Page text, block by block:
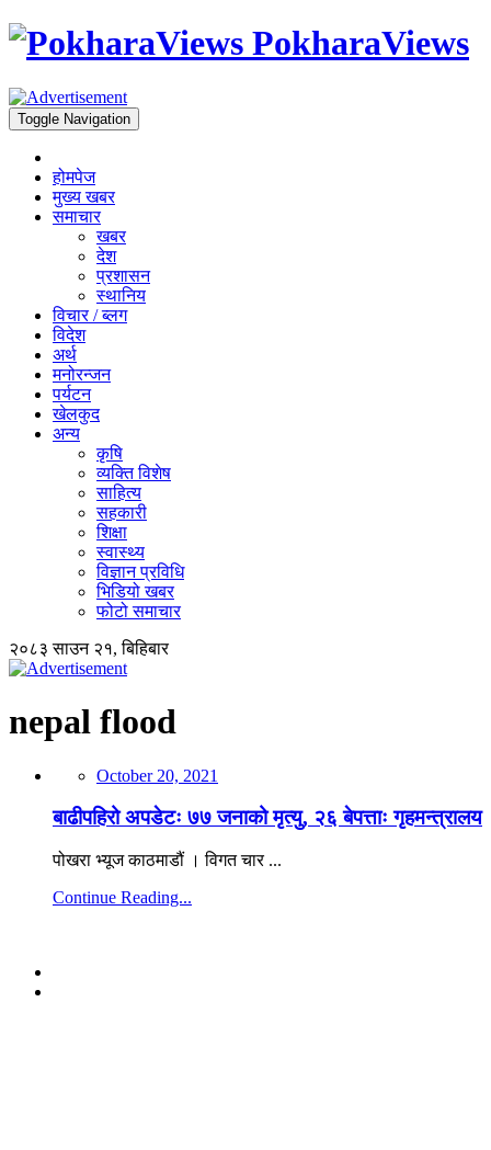
PokharaViews
Toggle Navigation
होमपेज
मुख्य खबर
समाचार
खबर
देश
प्रशासन
स्थानिय
विचार / ब्लग
विदेश
अर्थ
मनोरन्जन
पर्यटन
खेलकुद
अन्य
कृषि
व्यक्ति विशेष
साहित्य
सहकारी
शिक्षा
स्वास्थ्य
विज्ञान प्रविधि
भिडियो खबर
फोटो समाचार
२०८३ साउन २१, बिहिबार
nepal flood
October 20, 2021
बाढीपहिरो अपडेटः ७७ जनाको मृत्यु, २६ बेपत्ताः गृहमन्त्रालय
पोखरा भ्यूज काठमाडौं । विगत चार ...
Continue Reading...